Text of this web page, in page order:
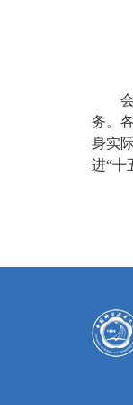
务。
身实
进“十